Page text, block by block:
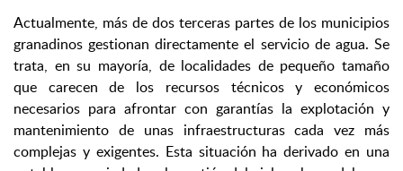
Actualmente, más de dos terceras partes de los municipios
granadinos gestionan directamente el servicio de agua. Se
trata, en su mayoría, de localidades de pequeño tamaño
que carecen de los recursos técnicos y económicos
necesarios para afrontar con garantías la explotación y
mantenimiento de unas infraestructuras cada vez más
complejas y exigentes. Esta situación ha derivado en una